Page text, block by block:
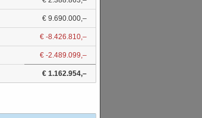
€ 9.690.000,–
€ -8.426.810,–
€ -2.489.099,–
€ 1.162.954,–